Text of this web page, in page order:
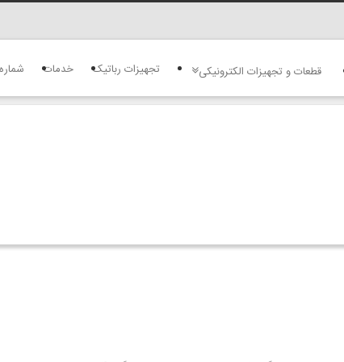
برای
رمز ورود را
قطعات و تجهیزات الکترونیکی تجهیزات رباتیک خدمات